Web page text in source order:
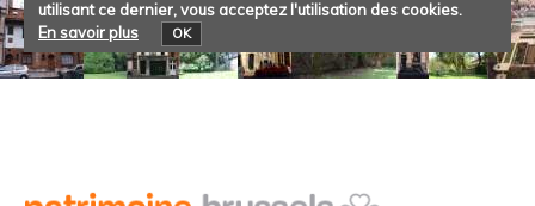
utilisant ce dernier, vous acceptez l'utilisation des cookies.
En savoir plus
OK